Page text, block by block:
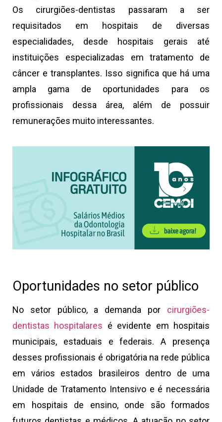
Os cirurgiões-dentistas passaram a ser
requisitados em hospitais de diversas
especialidades, desde hospitais gerais até
instituições especializadas em tratamento de
câncer e transplantes. Isso significa que há uma
ampla gama de oportunidades para os
profissionais dessa área, além de possuir
remunerações muito interessantes.
Oportunidades no setor público
No setor público, a demanda por cirurgiões-
dentistas hospitalares é evidente em hospitais
municipais, estaduais e federais. A presença
desses profissionais é obrigatória na rede pública
em vários estados brasileiros dentro de uma
Unidade de Tratamento Intensivo e é necessária
em hospitais de ensino, onde são formados